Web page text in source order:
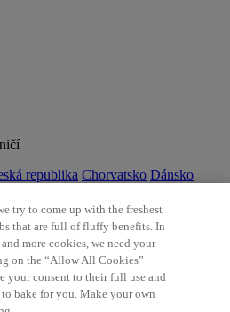
republika Chorvatsko Dánsko
Norsko Polsko Portugalsko
Srbsko Švýcarsko Turecko
Grafton Recruitment
používání cookies Všeobecné
try to come up with the freshest
that are full of fluffy benefits. In
more cookies, we need your
on the “Allow All Cookies”
your consent to their full use and
bake for you. Make your own